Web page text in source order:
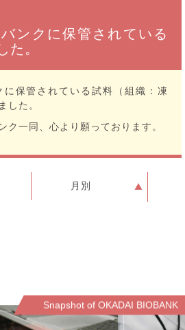
バンクに保管されている
た。
に保管されている試料（組織：凍
した。
ク一同、心より願っております。
月別
Snapshot of OKADAI BIOBANK